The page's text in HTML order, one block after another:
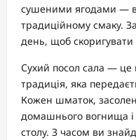
сушеними ягодами —
традиційному смаку.
день, щоб скоригувати
Сухий посол сала — це
традиція, яка
Кожен шматок,
домашнього вогнища
столу. З часом ви